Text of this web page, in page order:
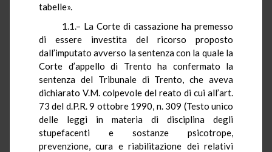
tabelle».
1.1.– La Corte di cassazione ha premesso
di essere investita del ricorso proposto
dall’imputato avverso la sentenza con la quale la
Corte d’appello di Trento ha confermato la
sentenza del Tribunale di Trento, che aveva
dichiarato V.M. colpevole del reato di cui all’art.
73 del d.P.R.9 ottobre 1990, n. 309 (Testo unico
delle leggi in materia di disciplina degli
stupefacenti e sostanze psicotrope,
prevenzione, cura e riabilitazione dei relativi